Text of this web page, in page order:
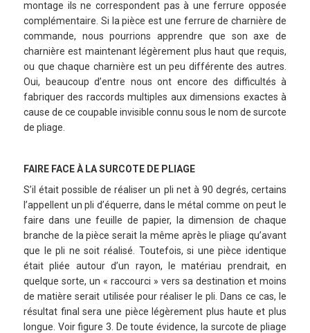
montage ils ne correspondent pas à une ferrure opposée
complémentaire. Si la pièce est une ferrure de charnière de
commande, nous pourrions apprendre que son axe de
charnière est maintenant légèrement plus haut que requis,
ou que chaque charnière est un peu différente des autres.
Oui, beaucoup d’entre nous ont encore des difficultés à
fabriquer des raccords multiples aux dimensions exactes à
cause de ce coupable invisible connu sous le nom de surcote
de pliage.
FAIRE FACE À LA SURCOTE DE PLIAGE
S’il était possible de réaliser un pli net à 90 degrés, certains
l’appellent un pli d’équerre, dans le métal comme on peut le
faire dans une feuille de papier, la dimension de chaque
branche de la pièce serait la même après le pliage qu’avant
que le pli ne soit réalisé. Toutefois, si une pièce identique
était pliée autour d’un rayon, le matériau prendrait, en
quelque sorte, un « raccourci » vers sa destination et moins
de matière serait utilisée pour réaliser le pli. Dans ce cas, le
résultat final sera une pièce légèrement plus haute et plus
longue. Voir figure 3. De toute évidence, la surcote de pliage